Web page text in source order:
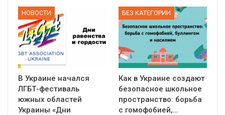
НОВОСТИ
В Украине начался
ЛГБТ-фестиваль
южных областей
Украины «Дни
БЕЗ КАТЕГОРИИ
Как в Украине создают
безопасное школьное
пространство: борьба
с гомофобией,…